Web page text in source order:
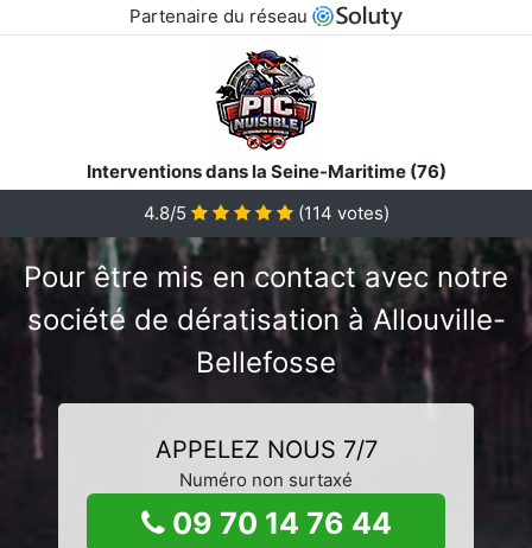
Partenaire du réseau
Interventions dans la Seine-Maritime (76)
4.8/5
(114 votes)
Pour être mis en contact avec notre
société de dératisation à Allouville-
Bellefosse
APPELEZ NOUS 7/7
Numéro non surtaxé
09 70 14 76 44